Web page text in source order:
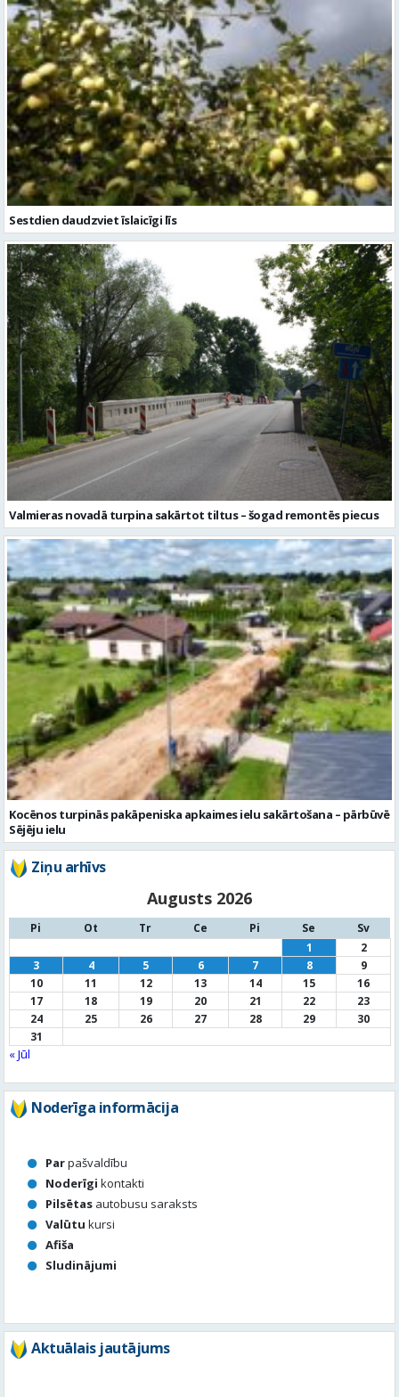
Sestdien daudzviet īslaicīgi līs
Valmieras novadā turpina sakārtot tiltus – šogad remontēs piecus
Kocēnos turpinās pakāpeniska apkaimes ielu sakārtošana – pārbūvē
Sējēju ielu
Ziņu arhīvs
Augusts 2026
Pi Ot Tr Ce Pi Se
Sv
1
2
3
4 5 6 7 8
9
10
11 12 13 14 15
16
17
18 19 20 21 22
23
24
25 26 27 28 29
30
31
« Jūl
Noderīga informācija
Parpašvaldību
Noderīgi kontakti
Pilsētas autobusu saraksts
Valūtu kursi
Afiša
Sludinājumi
Aktuālais jautājums